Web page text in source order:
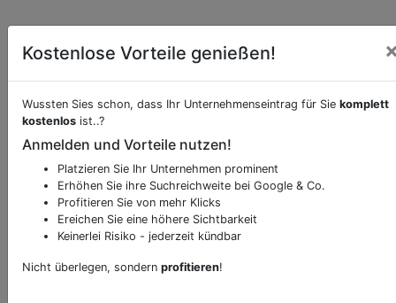
Beschreibung & Services von
Sie möchten eine Beschreibung, Dienstleistung
oder andere relevante Informationen hinzufügen?
Klicken Sie bittehierum uns zu kontaktieren.
Gerne erweitern wir Ihren Firmeneintrag um
Ihr Unternehmen anbietet und womit Sie sich von
Kostenlose Vorteile genießen!
Wussten Sies schon, dass Ihr Unternehmenseintrag für Sie komplett
kostenlos ist..?
Anmelden und Vorteile nutzen!
Platzieren Sie Ihr Unternehmen prominent
Erhöhen Sie ihre Suchreichweite bei Google & Co.
Profitieren Sie von mehr Klicks
Ereichen Sie eine höhere Sichtbarkeit
Keinerlei Risiko - jederzeit kündbar
Nicht überlegen, sondern profitieren!